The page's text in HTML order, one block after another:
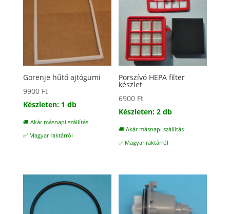
Gorenje hűtő ajtógumi
9900 Ft
Készleten: 1 db
🚚 Akár másnapi szállítás
✅ Magyar raktárról
Porszívó HEPA filter
készlet
6900 Ft
Készleten: 2 db
🚚 Akár másnapi szállítás
✅ Magyar raktárról